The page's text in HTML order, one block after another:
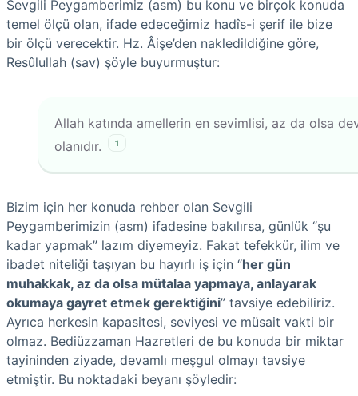
Sevgili Peygamberimiz (asm) bu konu ve birçok konuda
temel ölçü olan, ifade edeceğimiz hadîs-i şerif ile bize
bir ölçü verecektir. Hz. Âişe’den nakledildiğine göre,
Resûlullah (sav) şöyle buyurmuştur:
Allah katında amellerin en sevimlisi, az da olsa
olanıdır.
1
Bizim için her konuda rehber olan Sevgili
Peygamberimizin (asm) ifadesine bakılırsa, günlük “şu
kadar yapmak” lazım diyemeyiz. Fakat tefekkür, ilim ve
ibadet niteliği taşıyan bu hayırlı iş için “her gün
muhakkak, az da olsa mütalaa yapmaya, anlayarak
okumaya gayret etmek gerektiğini” tavsiye edebiliriz.
Ayrıca herkesin kapasitesi, seviyesi ve müsait vakti bir
olmaz. Bediüzzaman Hazretleri de bu konuda bir miktar
tayininden ziyade, devamlı meşgul olmayı tavsiye
etmiştir. Bu noktadaki beyanı şöyledir: